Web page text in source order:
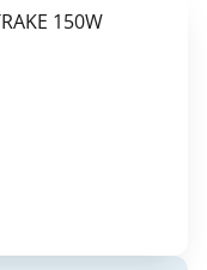
150W